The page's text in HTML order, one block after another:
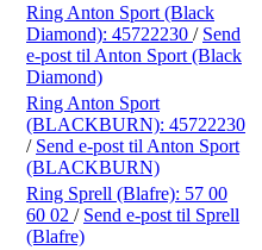
Ring Anton Sport (Black
Diamond): 45722230 / Send
e-post til Anton Sport (Black
Diamond)
Ring Anton Sport
(BLACKBURN): 45722230
/ Send e-post til Anton Sport
(BLACKBURN)
Ring Sprell (Blafre): 57 00
60 02 / Send e-post til Sprell
(Blafre)